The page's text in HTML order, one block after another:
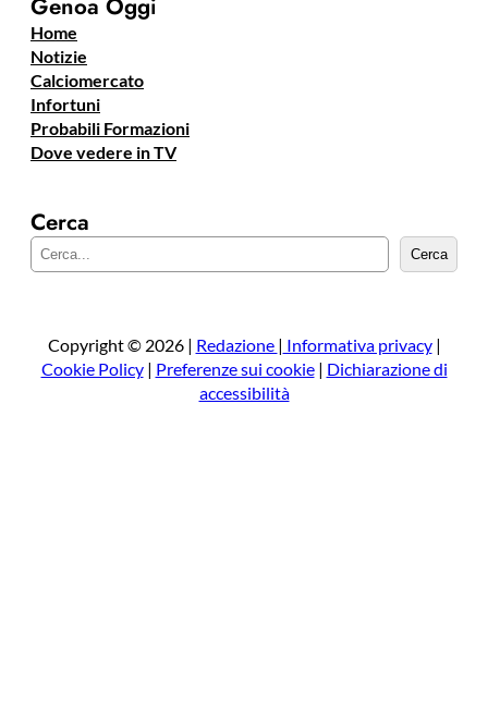
Home
Notizie
Calciomercato
Infortuni
Probabili Formazioni
Dove vedere in TV
Cerca
e
a
Cerca
Copyright © 2026 | Redazione | Informativa privacy|
Cookie Policy| Preferenze sui cookie| Dichiarazione di
accessibilità